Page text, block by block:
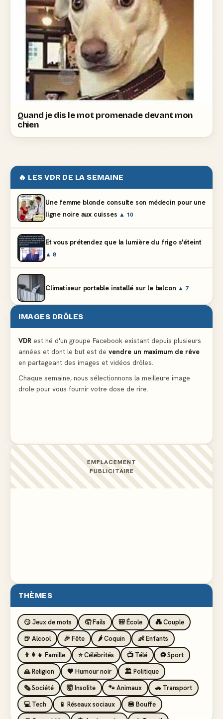
Quand je dis le mot promenade devant mon
chien
🔥 LES VDR DE LA SEMAINE
Une femme blonde consulte son médecin pour une
ligne noire aux cuisses ▲ 10
Et vous prétendez que la lumière du frigo s'éteint
▲ 8
Climatiseur portable installé sur le balcon ▲ 7
Le problème cardiaque du médecin ▲ 6
La voisine en bikini pour que le mari tonde la
pelouse
IMAGES DRÔLES
VDR est né d'un groupe Facebook existant depuis plusieurs
années et dont le but est de vendre un maximum de rêve
en partageant des images et vidéos drôles.
Chaque semaine, nous sélectionnons la meilleure image
drole pour vous fournir votre dose de rire.
EMPLACEMENT
PUBLICITAIRE
THÈMES
😏 Jeux de mots 🤦 Fails 🎒 École
💑 Couple
🍺 Alcool
🎉 Fête 🌶️ Coquin
👶 Enfants
👨‍👩‍👧 Famille
⭐ Célébrités 📺 Télé
⚽ Sport
🙏 Religion
🖤 Humour noir
🏛️ Politique
🗞️ Société
🤯 Insolite 🐾 Animaux
🚗 Transport
💻 Tech
📱 Réseaux sociaux
🍔 Bouffe